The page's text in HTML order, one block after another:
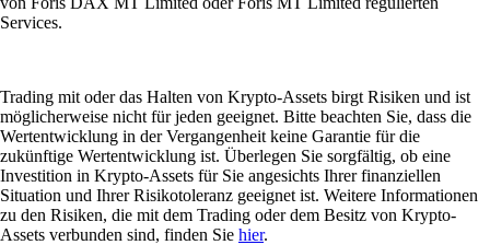
Services.
Trading mit oder das Halten von Krypto-Assets birgt Risiken und ist
möglicherweise nicht für jeden geeignet. Bitte beachten Sie, dass die
Wertentwicklung in der Vergangenheit keine Garantie für die
zukünftige Wertentwicklung ist. Überlegen Sie sorgfältig, ob eine
Investition in Krypto-Assets für Sie angesichts Ihrer finanziellen
Situation und Ihrer Risikotoleranz geeignet ist. Weitere Informationen
zu den Risiken, die mit dem Trading oder dem Besitz von Krypto-
Assets verbunden sind, finden Sie hier.